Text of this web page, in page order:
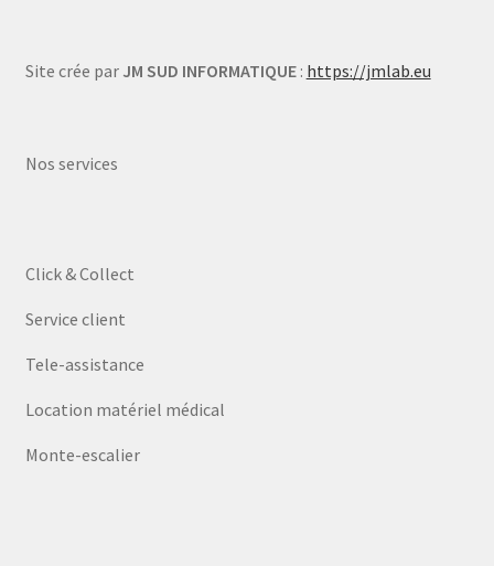
Site crée par JM SUD INFORMATIQUE: https://jmlab.eu
Nos services
Click & Collect
Service client
Tele-assistance
Location matériel médical
Monte-escalier